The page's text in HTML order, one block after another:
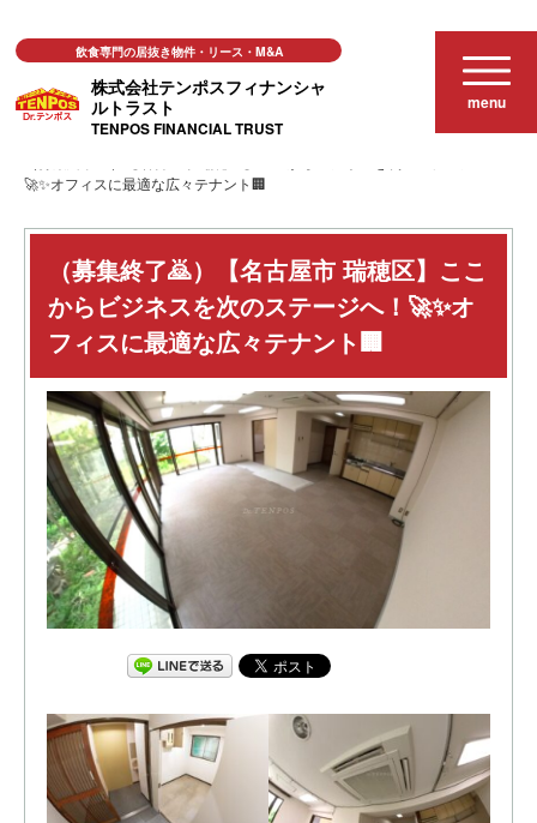
株式会社テンポスフィナンシャ
ルトラスト
TENPOS FINANCIAL TRUST
飲食専門の居抜き物件・リース・M&A
menu
おススメ店舗物件
🚀✨オフィスに最適な広々テナント🏢
（募集終了🙇）【名古屋市 瑞穂区】ここ
からビジネスを次のステージへ！🚀✨オ
フィスに最適な広々テナント🏢